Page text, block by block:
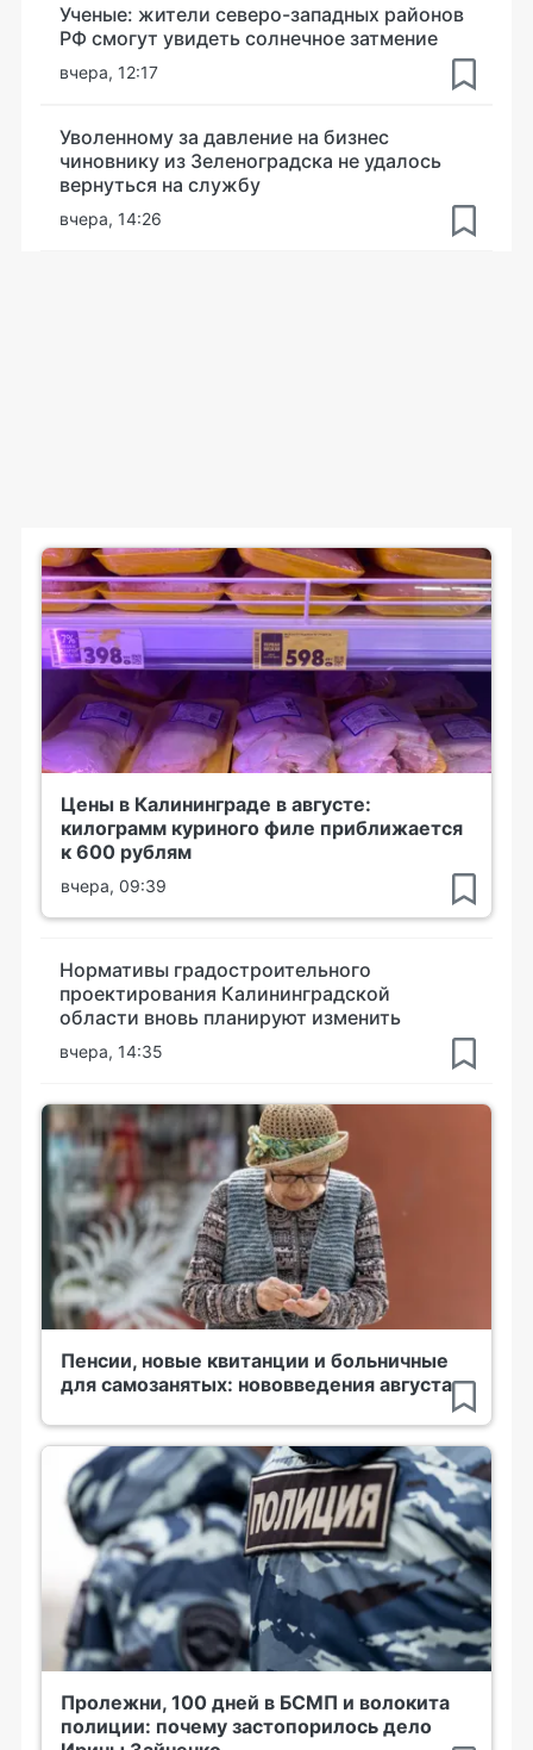
Ученые: жители северо-западных районов
РФ смогут увидеть солнечное затмение
вчера, 12:17
Уволенному за давление на бизнес
чиновнику из Зеленоградска не удалось
вернуться на службу
вчера, 14:26
Цены в Калининграде в августе:
килограмм куриного филе приближается
к 600 рублям
вчера, 09:39
Нормативы градостроительного
проектирования Калининградской
области вновь планируют изменить
вчера, 14:35
Пенсии, новые квитанции и больничные
для самозанятых: нововведения августа
Пролежни, 100 дней в БСМП и волокита
полиции: почему застопорилось дело